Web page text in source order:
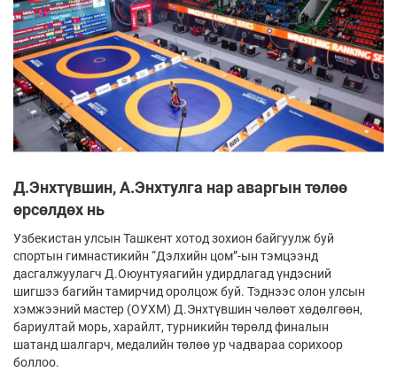
Д.Энхтүвшин, А.Энхтулга нар аваргын төлөө
өрсөлдөх нь
Узбекистан улсын Ташкент хотод зохион байгуулж буй
спортын гимнастикийн “Дэлхийн цом”-ын тэмцээнд
дасгалжуулагч Д.Оюунтуяагийн удирдлагад үндэсний
шигшээ багийн тамирчид оролцож буй. Тэднээс олон улсын
хэмжээний мастер (ОУХМ) Д.Энхтүвшин чөлөөт хөдөлгөөн,
бариултай морь, харайлт, турникийн төрөлд финалын
шатанд шалгарч, медалийн төлөө ур чадвараа сорихоор
боллоо.